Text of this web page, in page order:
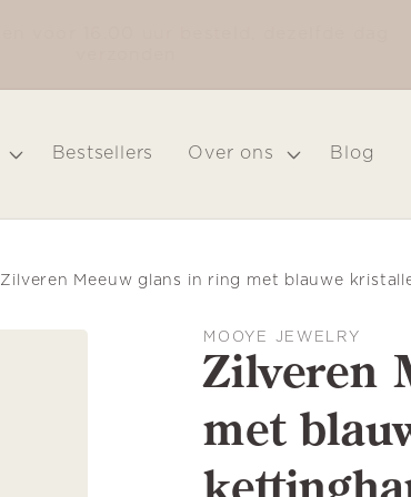
Bestsellers Over ons Blog
Zilveren Meeuw glans in ring met blauwe
MOOYE JEWELRY
Zilveren
met